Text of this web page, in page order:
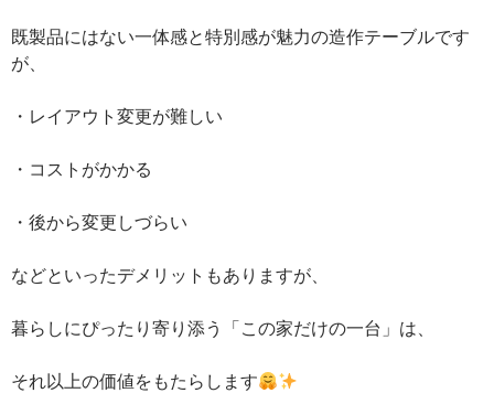
既製品にはない一体感と特別感が魅力の造作テーブルです
が、
・レイアウト変更が難しい
・コストがかかる
・後から変更しづらい
などといったデメリットもありますが、
暮らしにぴったり寄り添う「この家だけの一台」は、
それ以上の価値をもたらします